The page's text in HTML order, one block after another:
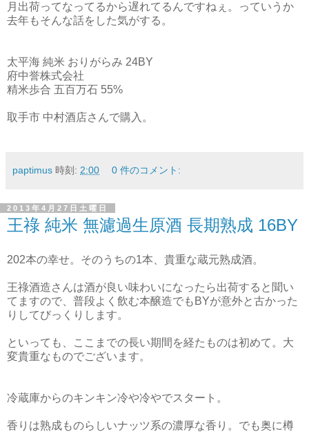
月出荷ってなってるから遅れてるんですねぇ。っていうか
去年もそんな話をした気がする。
太平海 純米 おりがらみ 24BY
府中誉株式会社
精米歩合 五百万石 55%
取手市 中村酒店さんで購入。
paptimus 時刻: 2:00 0 件のコメント:
2013年4月27日土曜日
王祿 純米 無濾過生原酒 長期熟成 16BY
202本の幸せ。そのうちの1本、貴重な蔵元熟成酒。
王祿酒造さんは酒が良い味わいになったら出荷すると聞い
てますので、普段よく飲む本醸造でもBYが意外と古かった
りしてびっくりします。
といっても、ここまでの長い期間を経たものは初めて。大
変貴重なものでございます。
冷蔵庫からのキンキン冷や冷やでスタート。
香りは熟成ものらしいナッツ系の濃厚な香り。でも奥に樽